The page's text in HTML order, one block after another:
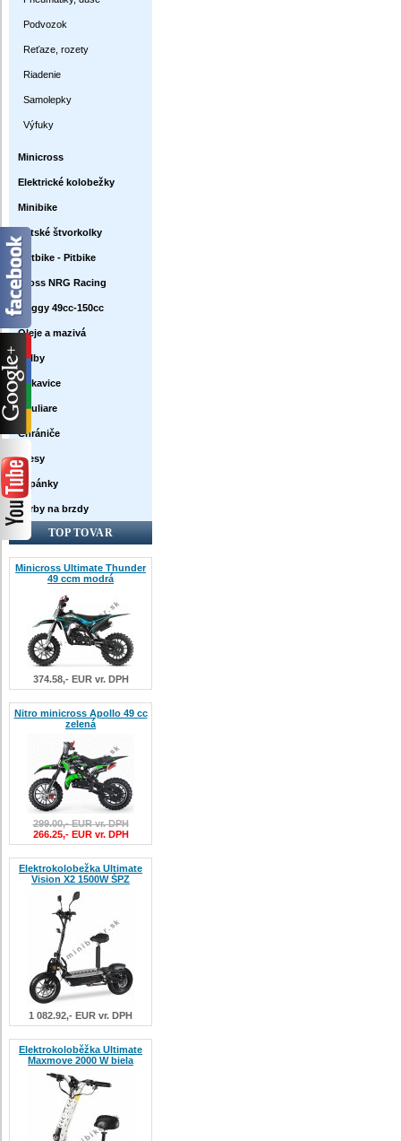
Podvozok
Reťaze, rozety
Riadenie
Samolepky
Výfuky
Minicross
Elektrické kolobežky
Minibike
Detské štvorkolky
Dirtbike - Pitbike
Cross NRG Racing
Buggy 49cc-150cc
Oleje a mazivá
Prilby
Rukavice
Okuliare
Chrániče
Dresy
Topánky
Farby na brzdy
TOP TOVAR
Minicross Ultimate Thunder
49 ccm modrá
374.58,- EUR vr. DPH
Nitro minicross Apollo 49 cc
zelená
299.00,- EUR vr. DPH
266.25,- EUR vr. DPH
Elektrokolobežka Ultimate
Vision X2 1500W ŠPZ
1 082.92,- EUR vr. DPH
Elektrokoloběžka Ultimate
Maxmove 2000 W biela